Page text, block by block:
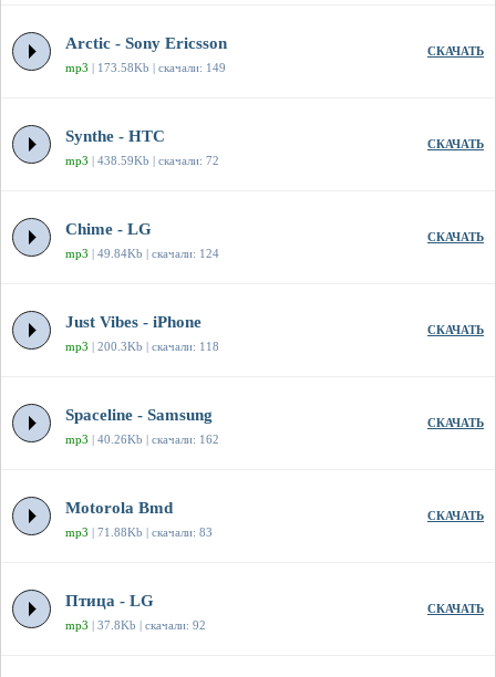
Arctic - Sony Ericsson
mp3 | 173.58Kb | скачали: 149
СКАЧАТЬ
Synthe - HTC
mp3 | 438.59Kb | скачали: 72
СКАЧАТЬ
Chime - LG
mp3 | 49.84Kb | скачали: 124
СКАЧАТЬ
Just Vibes - iPhone
mp3 | 200.3Kb | скачали: 118
СКАЧАТЬ
Spaceline - Samsung
mp3 | 40.26Kb | скачали: 162
СКАЧАТЬ
Motorola Bmd
mp3 | 71.88Kb | скачали: 83
СКАЧАТЬ
Птица - LG
mp3 | 37.8Kb | скачали: 92
СКАЧАТЬ